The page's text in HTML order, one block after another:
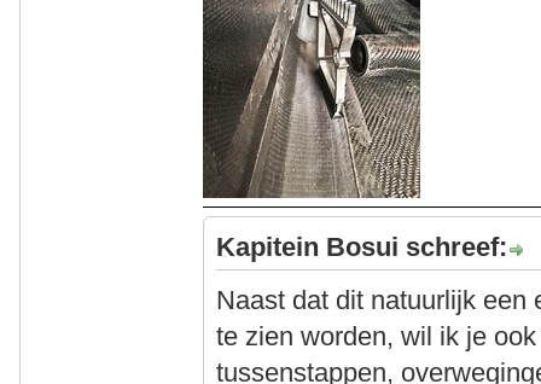
Kapitein Bosui schreef:
Naast dat dit natuurlijk een
te zien worden, wil ik je
tussenstappen,